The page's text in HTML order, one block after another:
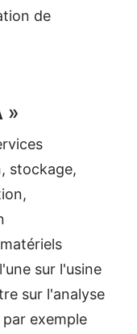
de
»
stockage,
sur l'usine
sur l'analyse
exemple